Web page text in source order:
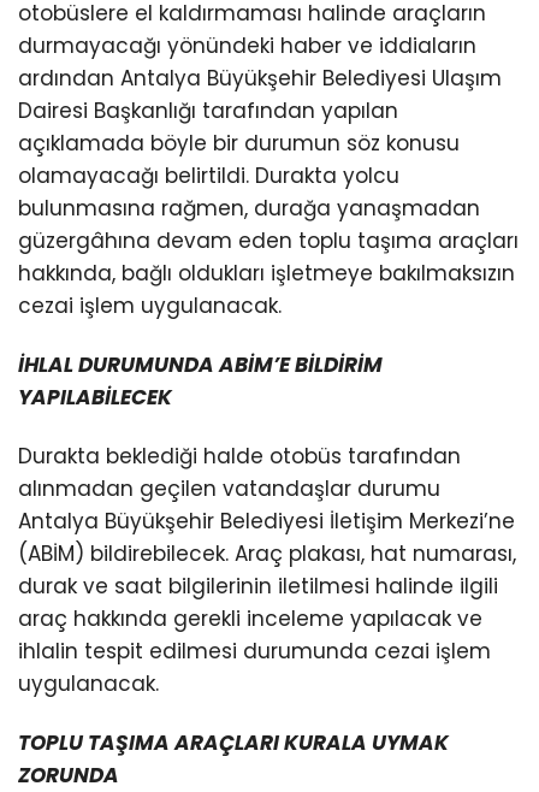
otobüslere el kaldırmaması halinde araçların
durmayacağı yönündeki haber ve iddiaların
ardından Antalya Büyükşehir Belediyesi Ulaşım
Dairesi Başkanlığı tarafından yapılan
açıklamada böyle bir durumun söz konusu
olamayacağı belirtildi. Durakta yolcu
bulunmasına rağmen, durağa yanaşmadan
güzergâhına devam eden toplu taşıma araçları
hakkında, bağlı oldukları işletmeye bakılmaksızın
cezai işlem uygulanacak.
İHLAL DURUMUNDA ABİM’E BİLDİRİM
YAPILABİLECEK
Durakta beklediği halde otobüs tarafından
alınmadan geçilen vatandaşlar durumu
Antalya Büyükşehir Belediyesi İletişim Merkezi’ne
(ABİM) bildirebilecek. Araç plakası, hat numarası,
durak ve saat bilgilerinin iletilmesi halinde ilgili
araç hakkında gerekli inceleme yapılacak ve
ihlalin tespit edilmesi durumunda cezai işlem
uygulanacak.
TOPLU TAŞIMA ARAÇLARI KURALA UYMAK
ZORUNDA